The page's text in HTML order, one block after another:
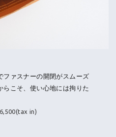
ファスナーの開閉がスムーズ
らこそ、使い心地には拘りた
in)